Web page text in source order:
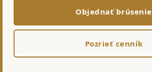
Objednať brúsenie
Pozrieť cenník